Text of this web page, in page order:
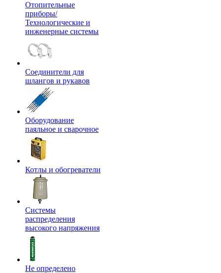
Отопительные
приборы/
Технологические и
инженерные системы
Соединители для
шлангов и рукавов
Оборудование
паяльное и сварочное
Котлы и обогреватели
Системы
распределения
высокого напряжения
Не определено